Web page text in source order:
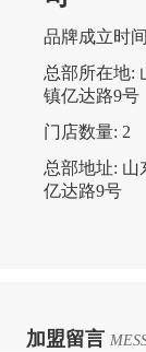
品牌成立时
总部所在地:
镇亿达路9号
门店数量: 2
总部地址: 山
亿达路9号
加盟留言